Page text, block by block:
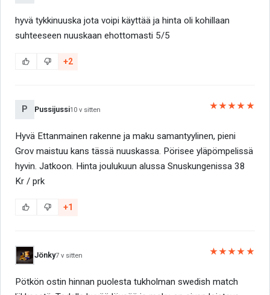
hyvä tykkinuuska jota voipi käyttää ja hinta oli kohillaan
suhteeseen nuuskaan ehottomasti 5/5
+2
P Pussijussi10 v sitten ★★★★★
Hyvä Ettanmainen rakenne ja maku samantyylinen, pieni
Grov maistuu kans tässä nuuskassa. Pörisee yläpömpelissä
hyvin. Jatkoon. Hinta joulukuun alussa Snuskungenissa 38
Kr / prk
+1
Jönky7 v sitten ★★★★★
Pötkön ostin hinnan puolesta tukholman swedish match